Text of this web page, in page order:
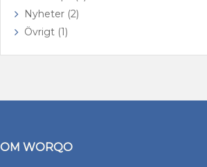
Nyheter (2)
Övrigt (1)
OM WORQO